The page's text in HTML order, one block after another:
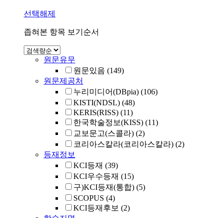
선택해제
좁혀본 항목 보기순서
원문유무
원문있음 (149)
원문제공처
누리미디어(DBpia) (106)
KISTI(NDSL) (48)
KERIS(RISS) (11)
한국학술정보(KISS) (11)
교보문고(스콜라) (2)
코리아스칼라(코리아스칼라) (2)
등재정보
KCI등재 (39)
KCI우수등재 (15)
구)KCI등재(통합) (5)
SCOPUS (4)
KCI등재후보 (2)